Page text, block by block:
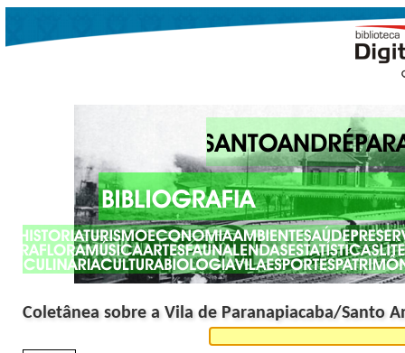
Coletânea sobre a Vila de Paranapiacaba/Santo